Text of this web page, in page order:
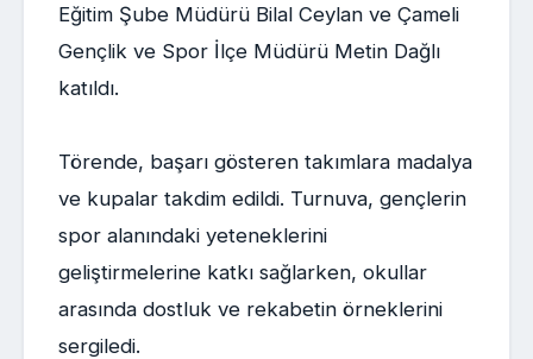
Eğitim Şube Müdürü Bilal Ceylan ve Çameli
Gençlik ve Spor İlçe Müdürü Metin Dağlı
katıldı.
Törende, başarı gösteren takımlara madalya
ve kupalar takdim edildi. Turnuva, gençlerin
spor alanındaki yeteneklerini
geliştirmelerine katkı sağlarken, okullar
arasında dostluk ve rekabetin örneklerini
sergiledi.